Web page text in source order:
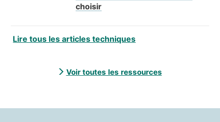
choisir
Lire tous les articles techniques
Voir toutes les ressources